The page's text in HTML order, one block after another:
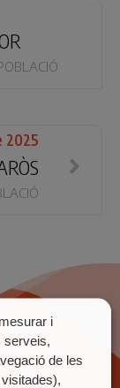
2025
i
serveis,
de les